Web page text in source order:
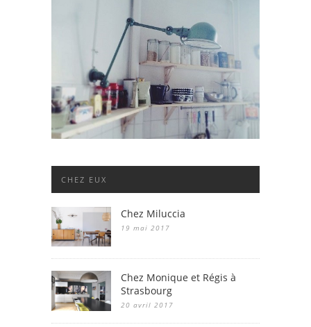
CHEZ EUX
Chez Miluccia
19 mai 2017
Chez Monique et Régis à
Strasbourg
20 avril 2017